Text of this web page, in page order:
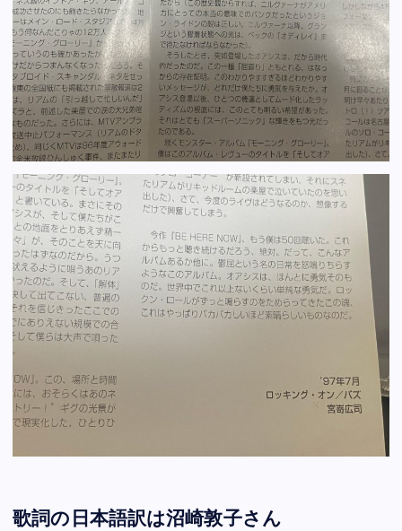
歌詞の日本語訳は沼崎敦子さん